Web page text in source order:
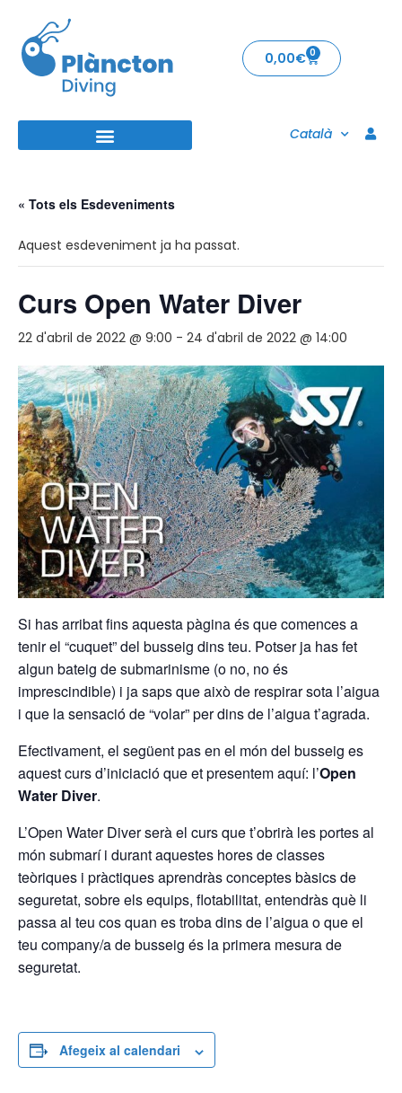
0,00€ 0
Català
« Tots els Esdeveniments
Aquest esdeveniment ja ha passat.
Curs Open Water Diver
22 d'abril de 2022 @ 9:00 - 24 d'abril de 2022 @ 14:00
Si has arribat fins aquesta pàgina és que comences a
tenir el “cuquet” del busseig dins teu. Potser ja has fet
algun bateig de submarinisme (o no, no és
imprescindible) i ja saps que això de respirar sota l’aigua
i que la sensació de “volar” per dins de l’aigua t’agrada.
Efectivament, el següent pas en el món del busseig es
aquest curs d’iniciació que et presentem aquí: l’Open
Water Diver.
L’Open Water Diver serà el curs que t’obrirà les portes al
món submarí i durant aquestes hores de classes
teòriques i pràctiques aprendràs conceptes bàsics de
seguretat, sobre els equips, flotabilitat, entendràs què li
passa al teu cos quan es troba dins de l’aigua o que el
teu company/a de busseig és la primera mesura de
seguretat.
Afegeix al calendari